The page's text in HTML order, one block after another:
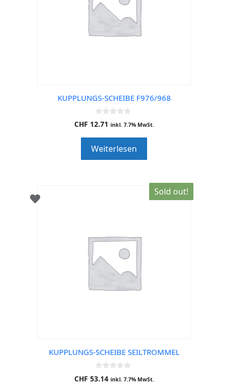
KUPPLUNGS-SCHEIBE F976/968
0
o
o
f
5
CHF 12.71 inkl. 7.7% MwSt.
Weiterlesen
Sold out!
KUPPLUNGS-SCHEIBE SEILTROMMEL
0
o
CHF 53.14 inkl. 7.7% MwSt.